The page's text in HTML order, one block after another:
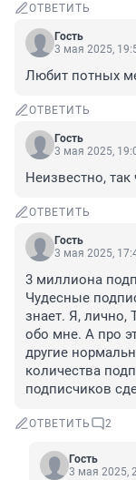
ОТВЕТИТЬ
Гость
3 мая 2025,
Любит потных
ОТВЕТИТЬ
Гость
3 мая 2025,
Неизвестно, так
ОТВЕТИТЬ
Гость
3 мая 2025,
3 миллиона
Чудесные
знает. Я, лично,
обо мне. А про
другие
количества
подписчиков
ОТВЕТИТЬ 2
Гость
3 мая 2025,